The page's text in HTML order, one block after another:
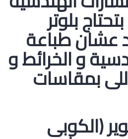
بلوتر
عشان طباعة
و الخرائط و
بمقاسات
(الكوبى